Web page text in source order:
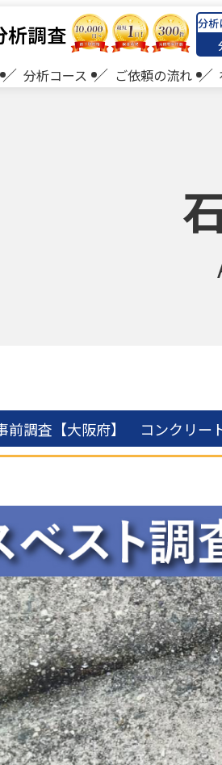
析調査
分析
分析コース ご依頼の流れ
前調査【大阪府】 コンクリ